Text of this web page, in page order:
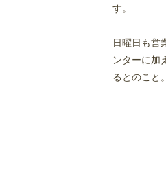
す。
日曜日も営
ンターに加
るとのこと